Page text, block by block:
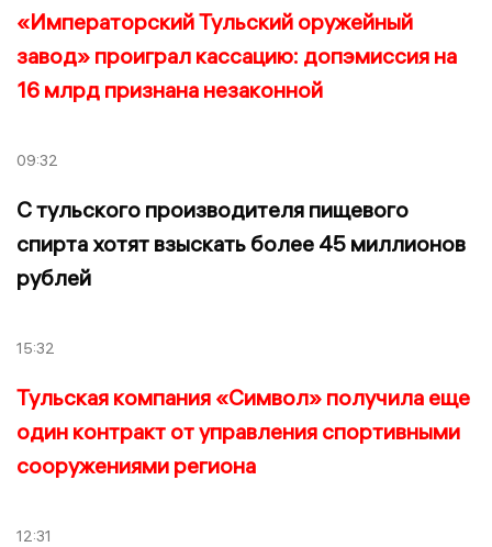
«Императорский Тульский оружейный
завод» проиграл кассацию: допэмиссия на
16 млрд признана незаконной
09:32
С тульского производителя пищевого
спирта хотят взыскать более 45 миллионов
рублей
15:32
Тульская компания «Символ» получила еще
один контракт от управления спортивными
сооружениями региона
12:31